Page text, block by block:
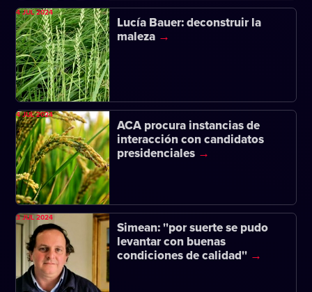
Lucía Bauer: deconstruir la
maleza
4 JUL 2024
ACA procura instancias de
interacción con candidatos
presidenciales
4 JUL 2024
Simean: ''por suerte se pudo
levantar con buenas
condiciones de calidad''
3 JUL 2024